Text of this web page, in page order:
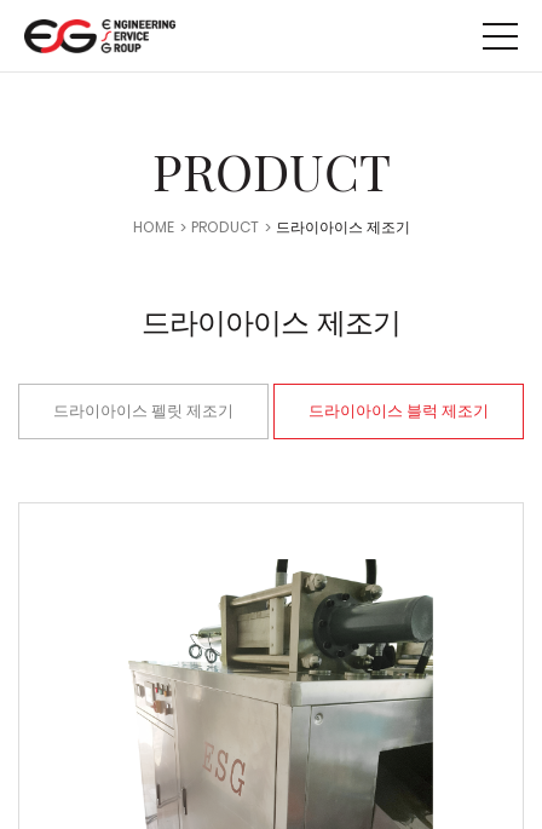
메뉴 바로가기본문 바로가기
PRODUCT
HOME PRODUCT 드라이아이스 제조기
드라이아이스 제조기
드라이아이스 펠릿 제조기 드라이아이스 블럭 제조기